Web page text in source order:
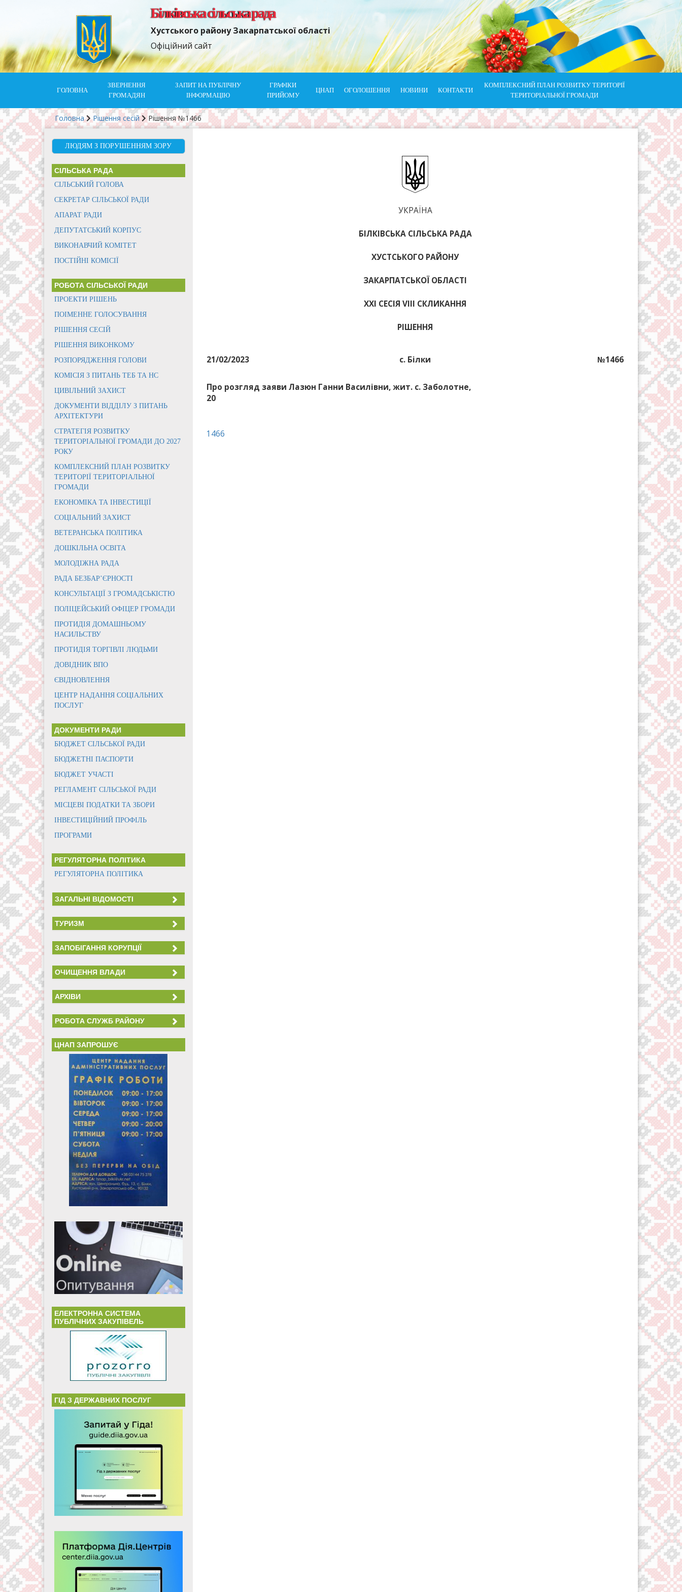
Білківська сільська рада
Хустського району Закарпатської області
Офіційний сайт
ГОЛОВНА
ЗВЕРНЕННЯ
ГРОМАДЯН
ЗАПИТ НА ПУБЛІЧНУ
ІНФОРМАЦІЮ
ГРАФІКИ
ПРИЙОМУ
ЦНАП ОГОЛОШЕННЯ НОВИНИ КОНТАКТИ
КОМПЛЕКСНИЙ ПЛАН РОЗВИТКУ ТЕРИТОРІЇ
ТЕРИТОРІАЛЬНОЇ ГРОМАДИ
Головна Рішення сесій Рішення №1466
ЛЮДЯМ З ПОРУШЕННЯМ ЗОРУ
СІЛЬСЬКА РАДА
СІЛЬСЬКИЙ ГОЛОВА
СЕКРЕТАР СІЛЬСЬКОЇ РАДИ
АПАРАТ РАДИ
ДЕПУТАТСЬКИЙ КОРПУС
ВИКОНАВЧИЙ КОМІТЕТ
ПОСТІЙНІ КОМІСІЇ
РОБОТА СІЛЬСЬКОЇ РАДИ
ПРОЕКТИ РІШЕНЬ
ПОІМЕННЕ ГОЛОСУВАННЯ
РІШЕННЯ СЕСІЙ
РІШЕННЯ ВИКОНКОМУ
РОЗПОРЯДЖЕННЯ ГОЛОВИ
КОМІСІЯ З ПИТАНЬ ТЕБ ТА НС
ЦИВІЛЬНИЙ ЗАХИСТ
ДОКУМЕНТИ ВІДДІЛУ З ПИТАНЬ
АРХІТЕКТУРИ
СТРАТЕГІЯ РОЗВИТКУ
ТЕРИТОРІАЛЬНОЇ ГРОМАДИ ДО 2027
РОКУ
КОМПЛЕКСНИЙ ПЛАН РОЗВИТКУ
ТЕРИТОРІЇ ТЕРИТОРІАЛЬНОЇ
ГРОМАДИ
ЕКОНОМІКА ТА ІНВЕСТИЦІЇ
СОЦІАЛЬНИЙ ЗАХИСТ
ВЕТЕРАНСЬКА ПОЛІТИКА
ДОШКІЛЬНА ОСВІТА
МОЛОДІЖНА РАДА
РАДА БЕЗБАР’ЄРНОСТІ
КОНСУЛЬТАЦІЇ З ГРОМАДСЬКІСТЮ
ПОЛІЦЕЙСЬКИЙ ОФІЦЕР ГРОМАДИ
ПРОТИДІЯ ДОМАШНЬОМУ
НАСИЛЬСТВУ
ПРОТИДІЯ ТОРГІВЛІ ЛЮДЬМИ
ДОВІДНИК ВПО
ЄВІДНОВЛЕННЯ
ЦЕНТР НАДАННЯ СОЦІАЛЬНИХ
ПОСЛУГ
ДОКУМЕНТИ РАДИ
БЮДЖЕТ СІЛЬСЬКОЇ РАДИ
БЮДЖЕТНІ ПАСПОРТИ
БЮДЖЕТ УЧАСТІ
РЕГЛАМЕНТ СІЛЬСЬКОЇ РАДИ
МІСЦЕВІ ПОДАТКИ ТА ЗБОРИ
ІНВЕСТИЦІЙНИЙ ПРОФІЛЬ
ПРОГРАМИ
РЕГУЛЯТОРНА ПОЛІТИКА
РЕГУЛЯТОРНА ПОЛІТИКА
ЗАГАЛЬНІ ВІДОМОСТІ
ТУРИЗМ
ЗАПОБІГАННЯ КОРУПЦІЇ
ОЧИЩЕННЯ ВЛАДИ
АРХІВИ
РОБОТА СЛУЖБ РАЙОНУ
ЦНАП ЗАПРОШУЄ
ЕЛЕКТРОННА СИСТЕМА
ПУБЛІЧНИХ ЗАКУПІВЕЛЬ
ГІД З ДЕРЖАВНИХ ПОСЛУГ
УКРАЇНА
БІЛКІВСЬКА СІЛЬСЬКА РАДА
ХУСТСЬКОГО РАЙОНУ
ЗАКАРПАТСЬКОЇ ОБЛАСТІ
ХХІ СЕСІЯ VIII СКЛИКАННЯ
РІШЕННЯ
21/02/2023 с. Білки №1466
Про розгляд заяви Лазюн Ганни Василівни, жит. с. Заболотне,
20
1466